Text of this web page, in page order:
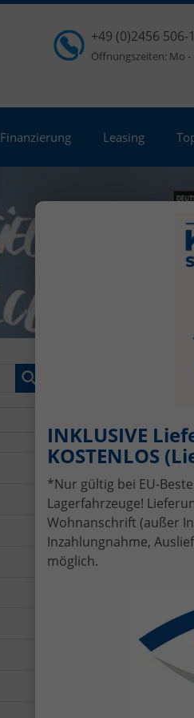
+49 (0)2456 506-
Öffnungszeiten: Mo -
Finanzierung Leasing
🚀
🔥 Jetzt
Du möchtest
Beim
undinklusive
👉Ideal für
💰
✔ Über30
✔ Einer der
Deutlich
Keine
INKLUSIVE
KOSTENLOS
*Nur gültig bei EU-
Lagerfahrzeuge!
Wohnanschrift (außer
Inzahlungnahme,
möglich.